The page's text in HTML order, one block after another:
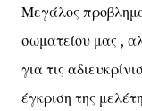
Μεγάλος
σωματείου μας ,
για τις
έγκριση της